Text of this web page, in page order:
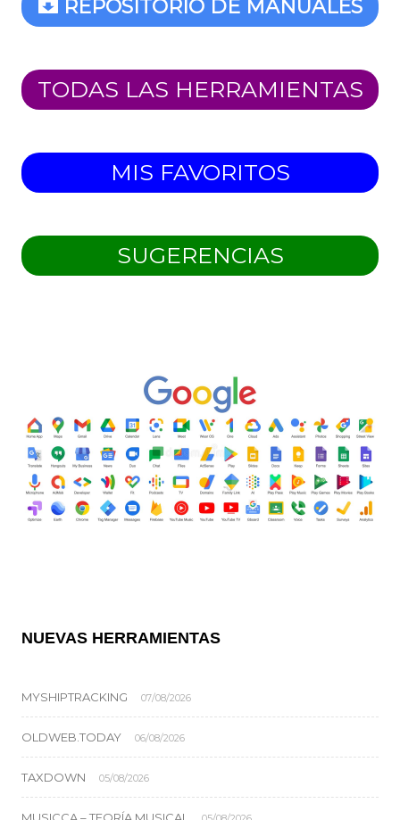
REPOSITORIO DE MANUALES
TODAS LAS HERRAMIENTAS
MIS FAVORITOS
SUGERENCIAS
NUEVAS HERRAMIENTAS
MYSHIPTRACKING 07/08/2026
OLDWEB.TODAY 06/08/2026
TAXDOWN 05/08/2026